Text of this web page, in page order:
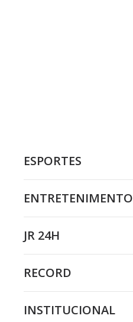
ESPORTES
ENTRETENIMENTO
JR 24H
RECORD
INSTITUCIONAL